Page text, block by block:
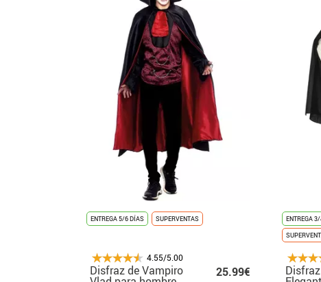
ENTREGA 5/6 DÍAS SUPERVENTAS
4.55/5.00
Disfraz de Vampiro 25.99€
ENTREGA